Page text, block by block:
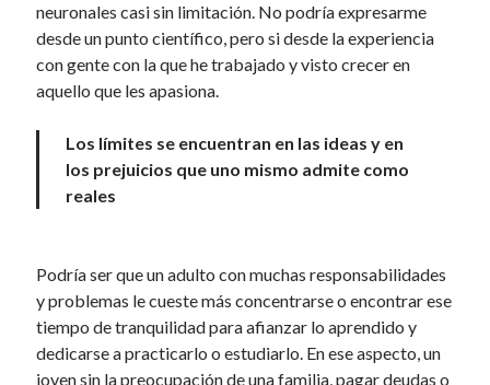
neuronales casi sin limitación. No podría expresarme
desde un punto científico, pero si desde la experiencia
con gente con la que he trabajado y visto crecer en
aquello que les apasiona.
Los límites se encuentran en las ideas y en
los prejuicios que uno mismo admite como
reales
Podría ser que un adulto con muchas responsabilidades
y problemas le cueste más concentrarse o encontrar ese
tiempo de tranquilidad para afianzar lo aprendido y
dedicarse a practicarlo o estudiarlo. En ese aspecto, un
joven sin la preocupación de una familia, pagar deudas o